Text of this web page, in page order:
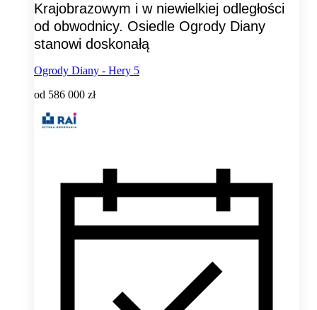
Krajobrazowym i w niewielkiej odległości
od obwodnicy. Osiedle Ogrody Diany
stanowi doskonałą
Ogrody Diany - Hery 5
od 586 000 zł